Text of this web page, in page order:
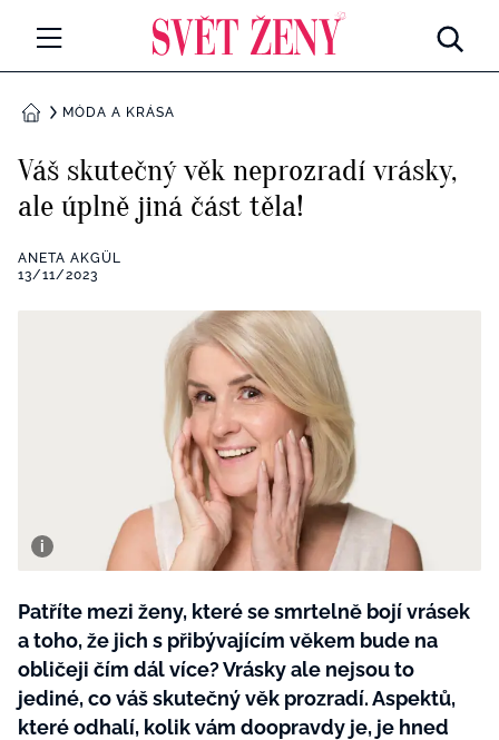
Všechny kategorie
RETROHUBKY
PSYCHOLOGIE
Všechny kategorie
Všechny kategorie
Tvoření
Rady a tipy
BurdaMedia
Extra
SVĚT ŽENY - 599 KČ
ROČNÍ PŘEDPLATNÉ SVĚT ŽENY +
SADA PRODUKTŮ MANA (10 ks)
DOMŮMÓDA A KRÁSA
Váš skutečný věk neprozradí vrásky,
ale úplně jiná část těla!
ANETA AKGÜL
13/11/2023
Patříte mezi ženy, které se smrtelně bojí vrásek
a toho, že jich s přibývajícím věkem bude na
obličeji čím dál více? Vrásky ale nejsou to
jediné, co váš skutečný věk prozradí. Aspektů,
které odhalí, kolik vám doopravdy je, je hned